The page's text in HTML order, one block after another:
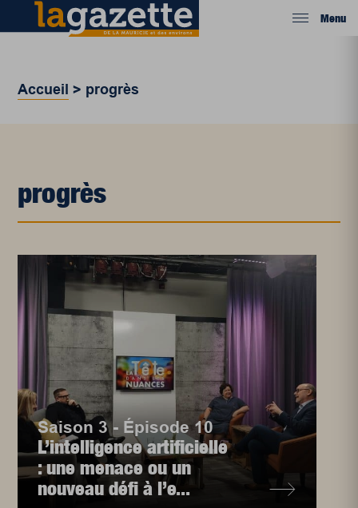
Menu
Accueil > progrès
progrès
Saison 3 - Épisode 10
L’intelligence artificielle
: une menace ou un
nouveau défi à l’e...